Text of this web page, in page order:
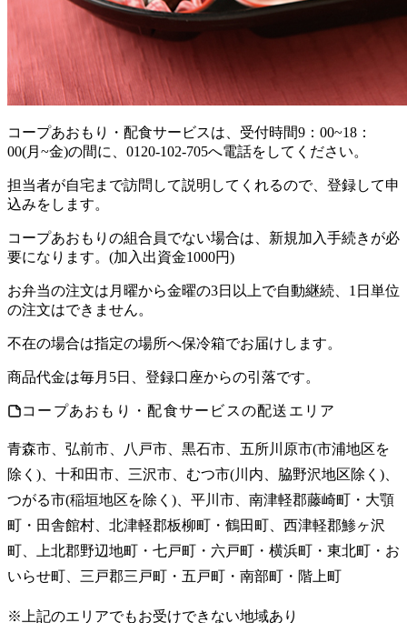
コープあおもり・配食サービスは、受付時間9：00~18：
00(月~金)の間に、0120-102-705へ電話をしてください。
担当者が自宅まで訪問して説明してくれるので、登録して申
込みをします。
コープあおもりの組合員でない場合は、新規加入手続きが必
要になります。(加入出資金1000円)
お弁当の注文は月曜から金曜の3日以上で自動継続、1日単位
の注文はできません。
不在の場合は指定の場所へ保冷箱でお届けします。
商品代金は毎月5日、登録口座からの引落です。
コープあおもり・配食サービスの配送エリア
青森市、弘前市、八戸市、黒石市、五所川原市(市浦地区を
除く)、十和田市、三沢市、むつ市(川内、脇野沢地区除く)、
つがる市(稲垣地区を除く)、平川市、南津軽郡藤崎町・大顎
町・田舎館村、北津軽郡板柳町・鶴田町、西津軽郡鯵ヶ沢
町、上北郡野辺地町・七戸町・六戸町・横浜町・東北町・お
いらせ町、三戸郡三戸町・五戸町・南部町・階上町
※上記のエリアでもお受けできない地域あり